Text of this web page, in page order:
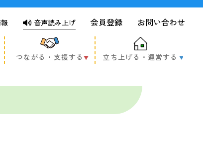
音声読み上げ 会員登録 お問い合わせ
つながる・支援する 立ち上げる・運営する